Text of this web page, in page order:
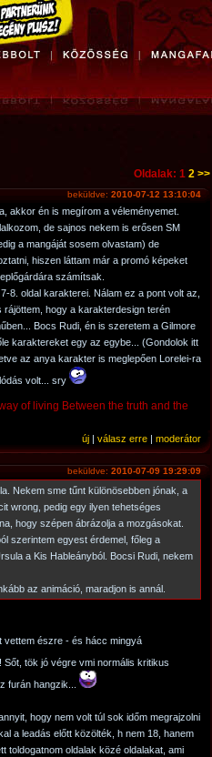
Oldalak: 1 2 >>
beküldve: 2010-07-12 13:10:04
akkor én is megírom a véleményemet.
de sajnos nekem is erősen SM
a mangáját sosem olvastam) de
hiszen láttam már a promó képeket
számítsak.
8. oldal karakterei. Nálam ez a pont volt az,
hogy a karakterdesign terén
Bocs Rudi, én is szeretem a Gilmore
karaktereket egy az egybe... (Gondolok itt
az anya karakter is meglepően Lorelei-ra
volt... sry
of living Between the truth and the
új | válasz erre | moderátor
beküldve: 2010-07-09 19:29:09
Nekem sme tűnt különösebben jónak, a
wrong, pedig egy ilyen tehetséges
hogy szépen ábrázolja a mozgásokat.
szerintem egyest érdemel, főleg a
a Kis Hableányból. Bocsi Rudi, nekem
az animáció, maradjon is annál.
vettem észre - és hácc mingyá
Sőt, tök jó végre vmi normális kritikus
furán hangzik...
hogy nem volt túl sok időm megrajzolni
a leadás előtt közölték, h nem 18, hanem
toldogatnom oldalak közé oldalakat, ami